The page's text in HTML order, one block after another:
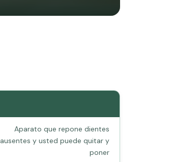
Aparato que repone dientes
ausentes y usted puede quitar y
poner